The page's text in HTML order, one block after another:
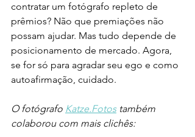
contratar um fotógrafo repleto de
prêmios? Não que premiações não
possam ajudar. Mas tudo depende de
posicionamento de mercado. Agora,
se for só para agradar seu ego e como
autoafirmação, cuidado.
O fotógrafo Katze.Fotos também
colaborou com mais clichês: